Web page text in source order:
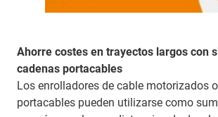
Ahorre costes en trayectos largos con
cadenas portacables
Los enrolladores de cable motorizados
portacables pueden utilizarse como